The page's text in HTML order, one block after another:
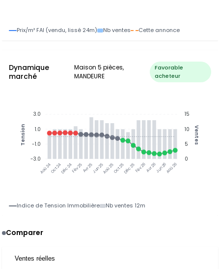
Prix/m² FAI (vendu, lissé 24m) Nb ventes Cette annonce
Dynamique
marché
Maison 5 pièces,
MANDEURE
Favorable
acheteur
Aoû 24Oct 24Déc 24Fév 25Avr 25Jun 25Aoû 25Oct 25Déc 25Fév 26Avr 26Jun 26Aoû 26
15
10
5
0
Ventes
3.0
1.0
-1.0
-3.0
Tension
Indice de Tension Immobilière Nb ventes 12m
Comparer
Ventes réelles